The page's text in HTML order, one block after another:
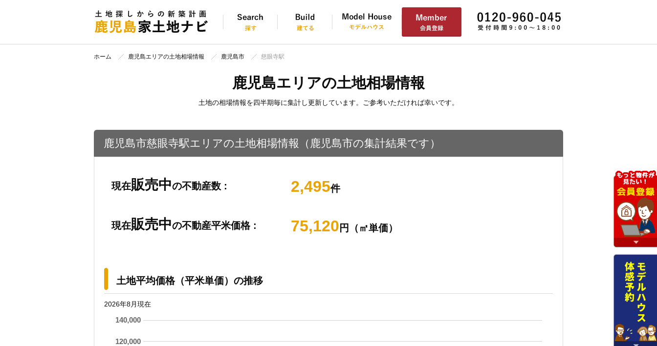
ホーム 鹿児島エリアの土地相場情報 鹿児島市 慈眼寺駅
鹿児島エリアの土地相場情報
土地の相場情報を四半期毎に集計し更新しています。ご参考いただければ幸いです。
鹿児島市慈眼寺駅エリアの土地相場情報（鹿児島市の集計結果です）
現在販売中の不動産数 : 2,495件
現在販売中の不動産平米価格 : 75,120 円（㎡単価）
土地平均価格（平米単価）の推移
2026年8月現在
120,000
140,000